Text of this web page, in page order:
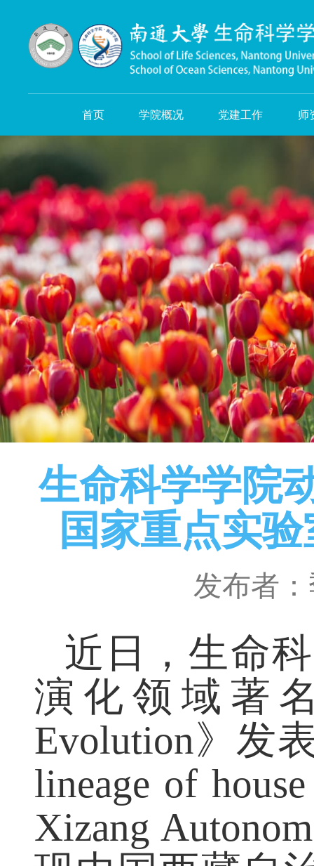
首页 学院概况 党建工作
生命科学学院
国家重点实
发布者
近日，生命
演化领域著
Evolution》发
lineage of
Xizang